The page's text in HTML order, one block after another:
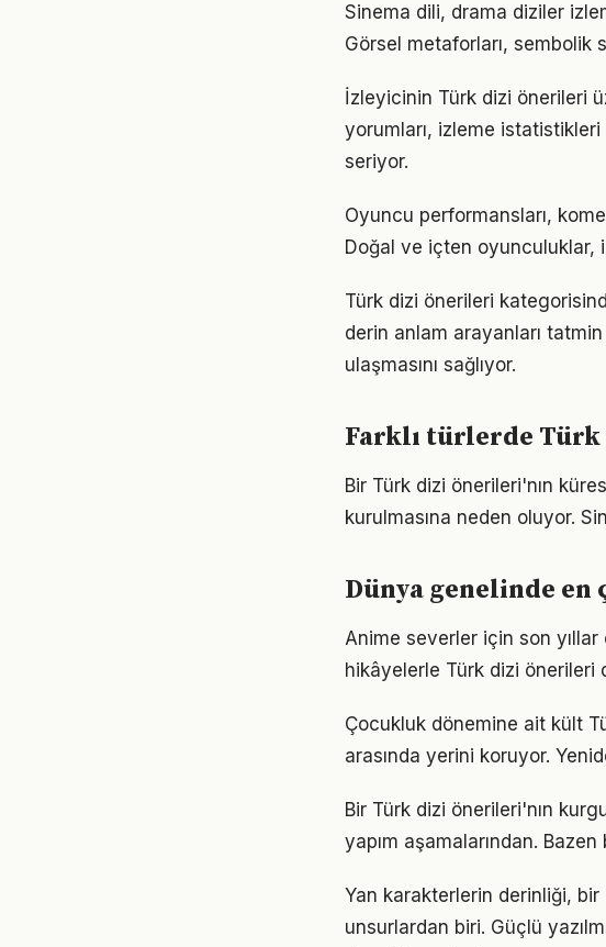
Sinema dili, drama diziler
Görsel metaforları, sembolik
İzleyicinin Türk dizi önerileri
yorumları, izleme
seriyor.
Oyuncu performansları,
Doğal ve içten oyunculuklar,
Türk dizi önerileri
derin anlam arayanları
ulaşmasını sağlıyor.
Farklı türlerde
Bir Türk dizi önerileri'nın
kurulmasına neden oluyor.
Dünya genelinde
Anime severler için son
hikâyelerle Türk dizi önerileri
Çocukluk dönemine ait kült
arasında yerini koruyor.
Bir Türk dizi önerileri'nın
yapım aşamalarından.
Yan karakterlerin derinliği, bir
unsurlardan biri. Güçlü